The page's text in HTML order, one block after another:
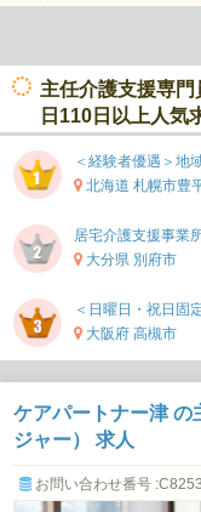
主任介護支援専
日110日以上人気
＜経験者優遇＞地
北海道 札幌市豊
居宅介護支援事業
大分県 別府市
＜日曜日・祝日固
大阪府 高槻市
ケアパートナー津 の
ジャー） 求人
お問い合わせ番号